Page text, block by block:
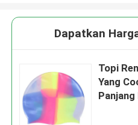
Dapatkan
Topi
Yang
Panjang